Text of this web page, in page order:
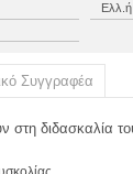
Συγγραφέα
στη διδασκαλία